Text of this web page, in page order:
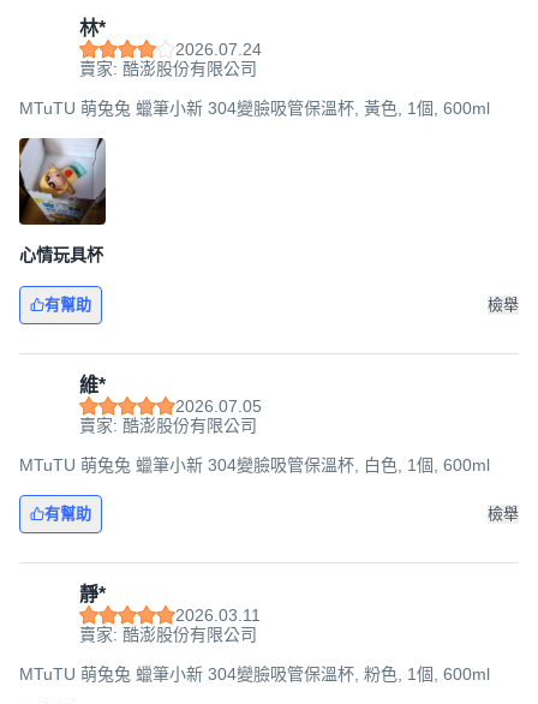
林*
2026.07.24
賣家: 酷澎股份有限公司
MTuTU 萌兔兔 蠟筆小新 304變臉吸管保溫杯, 黃色, 1個, 600ml
心情玩具杯
有幫助 檢舉
維*
2026.07.05
賣家: 酷澎股份有限公司
MTuTU 萌兔兔 蠟筆小新 304變臉吸管保溫杯, 白色, 1個, 600ml
有幫助 檢舉
靜*
2026.03.11
賣家: 酷澎股份有限公司
MTuTU 萌兔兔 蠟筆小新 304變臉吸管保溫杯, 粉色, 1個, 600ml